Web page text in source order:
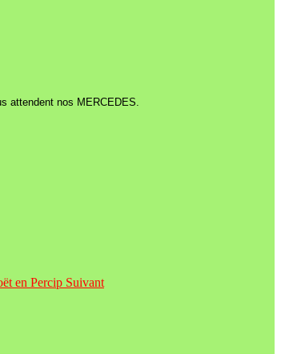
attendent nos MERCEDES.
en Percip Suivant